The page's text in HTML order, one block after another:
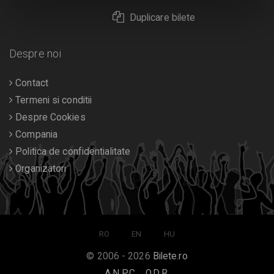
Duplicare bilete
Despre noi
Contact
Termeni si conditii
Despre Cookies
Compania
Politica de confidentialitate
Organizatori
RO EN HU
© 2006 - 2026 Bilete.ro